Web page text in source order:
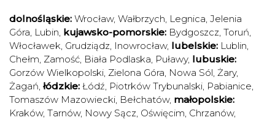
dolnośląskie: Wrocław, Wałbrzych, Legnica, Jelenia
Góra, Lubin, kujawsko-pomorskie: Bydgoszcz, Toruń,
Włocławek, Grudziądz, Inowrocław, lubelskie: Lublin,
Chełm, Zamość, Biała Podlaska, Puławy, lubuskie:
Gorzów Wielkopolski, Zielona Góra, Nowa Sól, Żary,
Żagań, łódzkie: Łódź, Piotrków Trybunalski, Pabianice,
Tomaszów Mazowiecki, Bełchatów, małopolskie:
Kraków, Tarnów, Nowy Sącz, Oświęcim, Chrzanów,